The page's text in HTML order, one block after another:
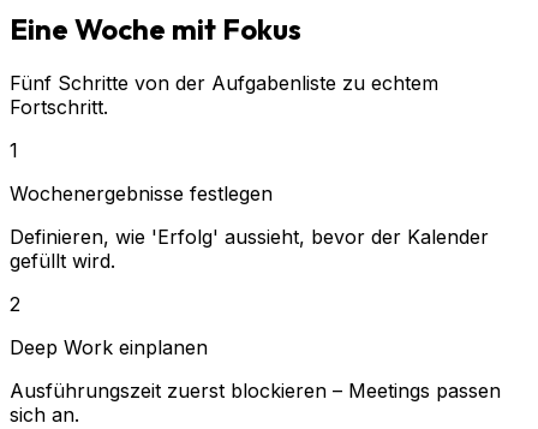
Eine Woche mit Fokus
Fünf Schritte von der Aufgabenliste zu echtem
Fortschritt.
1
Wochenergebnisse festlegen
Definieren, wie 'Erfolg' aussieht, bevor der Kalender
gefüllt wird.
2
Deep Work einplanen
Ausführungszeit zuerst blockieren – Meetings passen
sich an.